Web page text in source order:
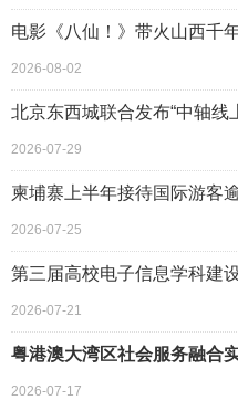
电影《八仙！》带火山西千
2026-08-02
北京东西城联合发布“中轴线
2026-07-29
柬埔寨上半年接待国际游客
2026-07-25
第三届高校电子信息学科建
2026-07-21
粤港澳大湾区社会服务融合
2026-07-17